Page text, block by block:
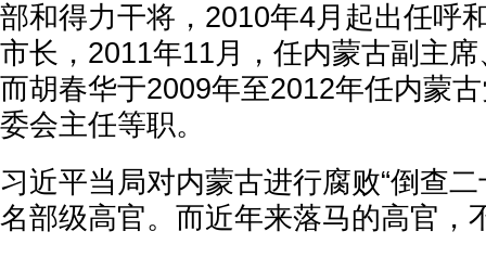
部和得力干将，2010年4月起出任呼
市长，2011年11月，任内蒙古副主
而胡春华于2009年至2012年任内蒙
委会主任等职。
习近平当局对内蒙古进行腐败“倒查
名部级高官。而近年来落马的高官，